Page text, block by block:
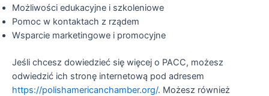
Możliwości edukacyjne i szkoleniowe
Pomoc w kontaktach z rządem
Wsparcie marketingowe i promocyjne
Jeśli chcesz dowiedzieć się więcej o PACC, możesz
odwiedzić ich stronę internetową pod adresem
https://polishamericanchamber.org/. Możesz również